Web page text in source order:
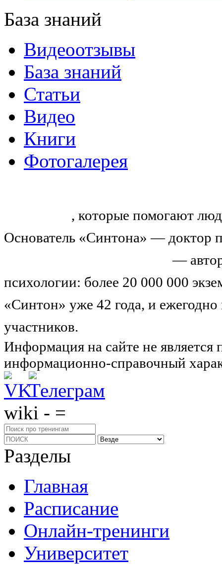
База знаний
Видеоотзывы
База знаний
Статьи
Видео
Книги
Фотогалерея
, которые помогают
Основатель «Синтона» — доктор
—
психологии: более 20 000 000
«Синтон» уже 42 года, и
участников.
Информация на сайте не
информационно-справочный
wiki - =
Разделы
Главная
Расписание
Онлайн-тренинги
Университет